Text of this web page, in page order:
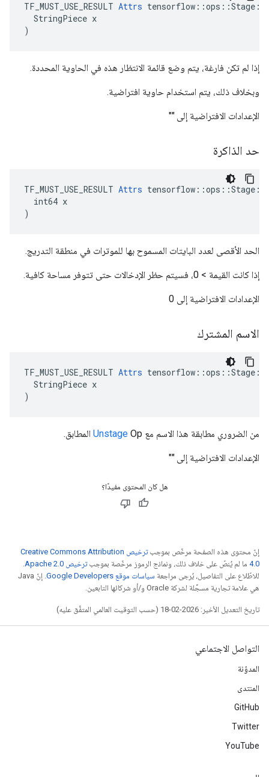
TF_MUST_USE_RESULT Attrs
  StringPiece x
)
إذا لم تكن فارغة، يتم وضع قائمة الانتظار هذه في الحاوية المحددة.
وبخلاف ذلك، يتم استخدام حاوية افتراضية.
الإعدادات الافتراضية إلى ""
حد الذاكرة
TF_MUST_USE_RESULT Attrs
  int64 x
)
الحد الأقصى لعدد البايتات المسموح بها للموترات في منطقة التدريج.
إذا كانت القيمة > 0، فسيتم حظر الإدخالات حتى تتوفر مساحة كافية.
الإعدادات الافتراضية إلى 0
الاسم المشترك
TF_MUST_USE_RESULT Attrs
  StringPiece x
)
من الضروري مطابقة هذا الاسم مع Unstage Op المطابق.
الإعدادات الافتراضية إلى ""
هل كان المحتوى مفيدًا؟
إنّ محتوى هذه الصفحة مرخّص بموجب
ترخيص Creative Commons Attribution
4.0‏ ما لم يُنصّ على خلاف ذلك، ونماذج الرموز مرخّصة بموجبترخيص Apache 2.0‏
.
للاطّلاع على التفاصيل، يُرجى مراجعة سياسات موقع Google Developers‏
. إنّ Java
هي علامة تجارية مسجَّلة لشركة Oracle و/أو شركائها التابعين.
تاريخ التعديل الأخير: 2026-02-18 (حسب التوقيت العالمي المتفَّق عليه)
التواصل الاجتماعي
المدوّنة
المنتدى
GitHub
Twitter
YouTube